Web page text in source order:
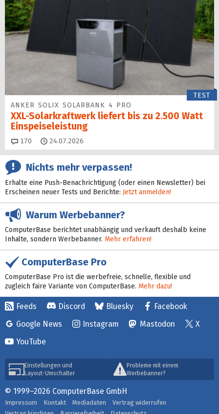
TEST
ANKER SOLIX SOLARBANK 4 PRO
XXL-Solarkraftwerk liefert bis zu 2.500 Watt
Einspeise­leistung
170 Kommentare
24.07.2026
Nichts mehr verpassen!
Erhalte eine Push-Benachrichtigung (oder einen Newsletter) bei
Erscheinen neuer Tests und Berichte: Jetzt anmelden!
Warum Werbebanner?
ComputerBase berichtet unabhängig und verkauft deshalb keine
Inhalte, sondern Werbebanner. Mehr erfahren!
ComputerBase Pro
ComputerBase Pro ist die werbefreie, schnelle, flexible und
zugleich faire Variante von ComputerBase. Mehr dazu!
Feeds Discord Bluesky
Facebook
Google News
Instagram Mastodon
X
YouTube
Einstellungen und
Layout-Umschalter
Probleme mit einem
Werbebanner?
© 1999–2026 ComputerBase GmbH
Impressum Kontakt Mediadaten
Vertrag widerrufen